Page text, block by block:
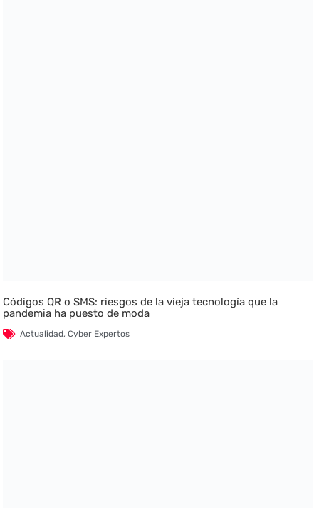
Códigos QR o SMS: riesgos de la vieja tecnología que la
pandemia ha puesto de moda
Actualidad,Cyber Expertos